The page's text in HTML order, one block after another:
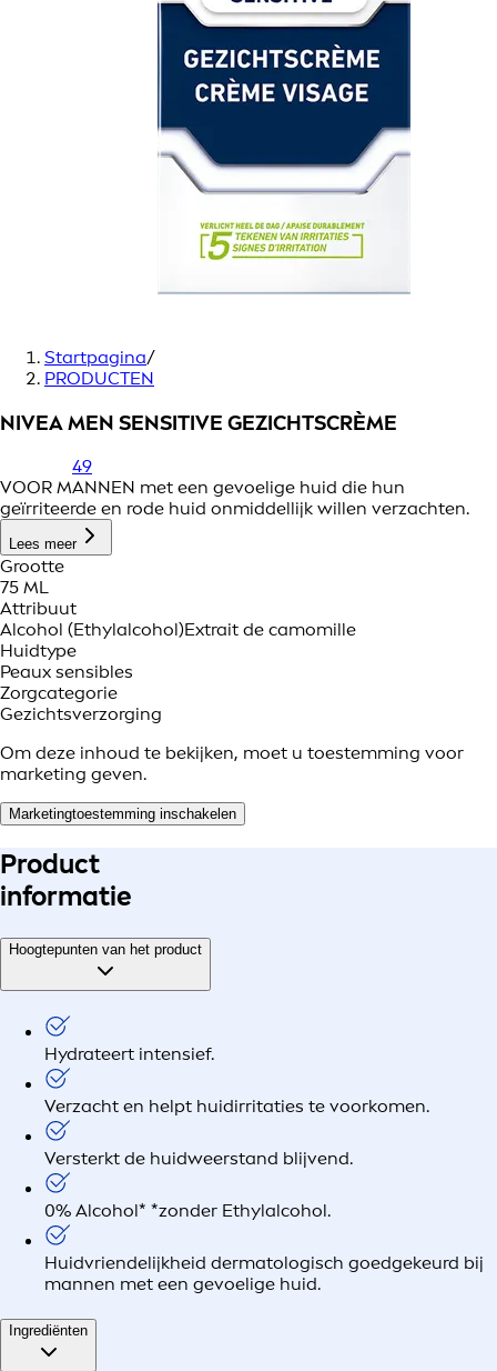
Startpagina/
PRODUCTEN
NIVEA MEN SENSITIVE GEZICHTSCRÈME
49
VOOR MANNEN met een gevoelige huid die hun
geïrriteerde en rode huid onmiddellijk willen verzachten.
Lees meer
Grootte
75 ML
Attribuut
Alcohol (Ethylalcohol)Extrait de camomille
Huidtype
Peaux sensibles
Zorgcategorie
Gezichtsverzorging
Om deze inhoud te bekijken, moet u toestemming voor
marketing geven.
Marketingtoestemming inschakelen
Product
informatie
Hoogtepunten van het product
Hydrateert intensief.
Verzacht en helpt huidirritaties te voorkomen.
Versterkt de huidweerstand blijvend.
0% Alcohol* *zonder Ethylalcohol.
Huidvriendelijkheid dermatologisch goedgekeurd bij
mannen met een gevoelige huid.
Ingrediënten